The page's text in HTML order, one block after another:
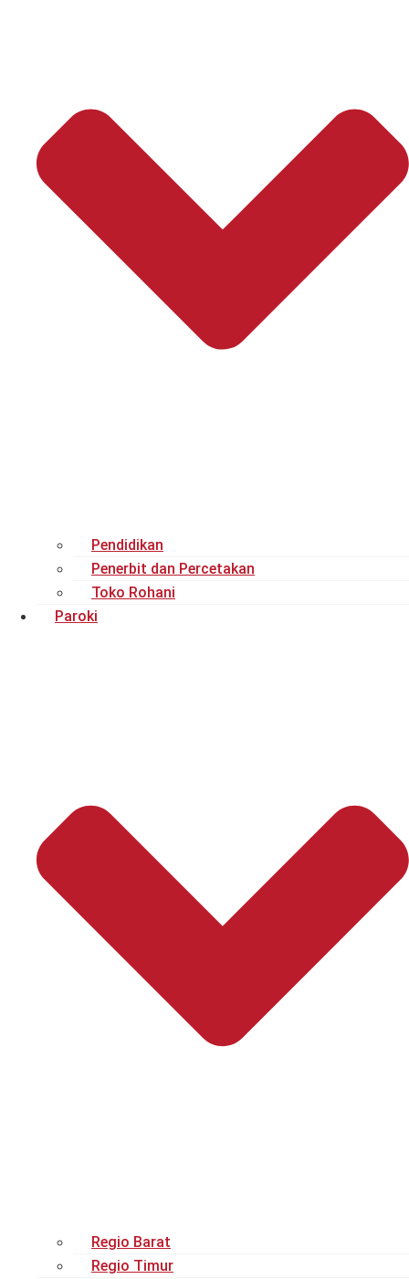
Pendidikan
Penerbit dan Percetakan
Toko Rohani
Paroki
Regio Barat
Regio Timur